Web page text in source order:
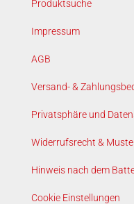
Produktsuche
Impressum
AGB
Versand- &
Privatsphäre und
Widerrufsrecht &
Hinweis nach dem
Cookie Einstellungen